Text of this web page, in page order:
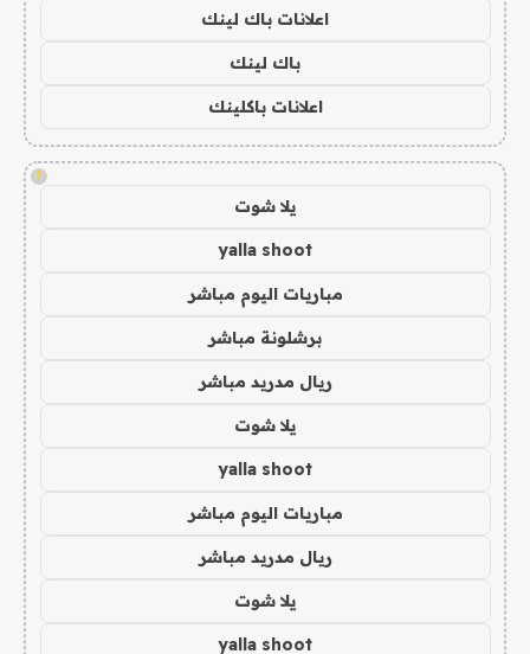
اعلانات باك لينك
باك لينك
اعلانات باكلينك
!
يلا شوت
yalla shoot
مباريات اليوم مباشر
برشلونة مباشر
ريال مدريد مباشر
يلا شوت
yalla shoot
مباريات اليوم مباشر
ريال مدريد مباشر
يلا شوت
yalla shoot